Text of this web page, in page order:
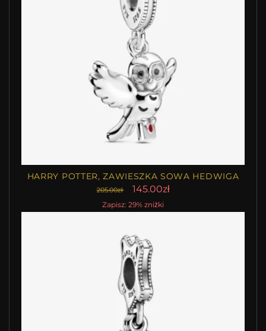
HARRY POTTER, ZAWIESZKA SOWA HEDWIGA
205.00zł 145.00zł
Zapisz: 29% zniżki